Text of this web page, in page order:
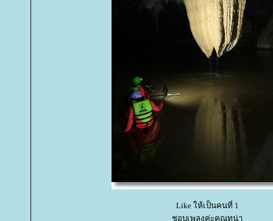
Like ให้เป็นคนที่ 1
ชอบเพลงค่ะคุณทูน่า